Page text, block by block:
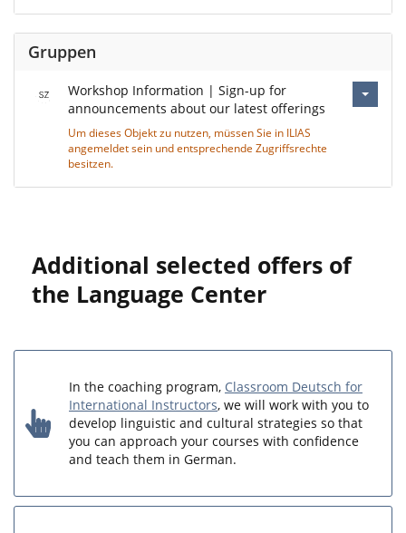
Gruppen
Workshop Information | Sign-up for
announcements about our latest offerings
Um dieses Objekt zu nutzen, müssen Sie in ILIAS
angemeldet sein und entsprechende Zugriffsrechte
besitzen.
Additional selected offers of
the Language Center
In the coaching program, Classroom Deutsch for
International Instructors, we will work with you to
develop linguistic and cultural strategies so that
you can approach your courses with confidence
and teach them in German.